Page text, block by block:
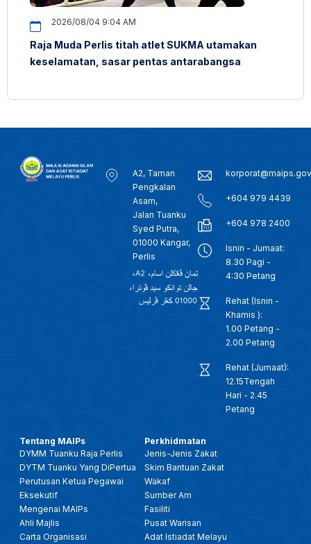
2026/08/04 9:04 AM
Raja Muda Perlis titah atlet SUKMA utamakan
keselamatan, sasar pentas antarabangsa
A2, Taman
Pengkalan
Asam,
Jalan Tuanku
Syed Putra,
01000 Kangar,
Perlis
+604 979 4439
+604 978 2400
Isnin - Jumaat:
8.30 Pagi -
4:30 Petang
Rehat (Isnin -
Khamis ):
1.00 Petang -
2.00 Petang
Rehat (Jumaat):
12.15Tengah
Hari - 2.45
Petang
Tentang MAIPs
DYMM Tuanku Raja Perlis
DYTM Tuanku Yang DiPertua
Perutusan Ketua Pegawai
Eksekutif
Mengenai MAIPs
Ahli Majlis
Carta Organisasi
Perkhidmatan
Jenis-Jenis Zakat
Skim Bantuan Zakat
Wakaf
Sumber Am
Fasiliti
Pusat Warisan
Adat Istiadat Melayu